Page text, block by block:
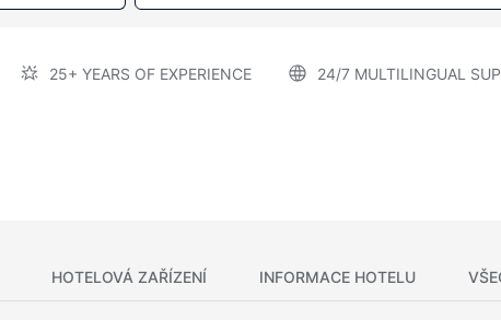
25+ YEARS OF EXPERIENCE 24/7 MULTILINGUAL
HOTELOVÁ ZAŘÍZENÍ INFORMACE HOTELU